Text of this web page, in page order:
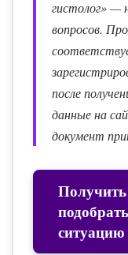
гистолог» —
вопросов.
после
данные на
документ
ситуацию